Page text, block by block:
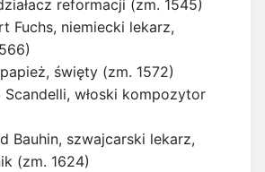
reformacji (zm. 1545)
Fuchs, niemiecki lekarz,
święty (zm. 1572)
Scandelli, włoski kompozytor
Bauhin, szwajcarski lekarz,
(zm. 1624)